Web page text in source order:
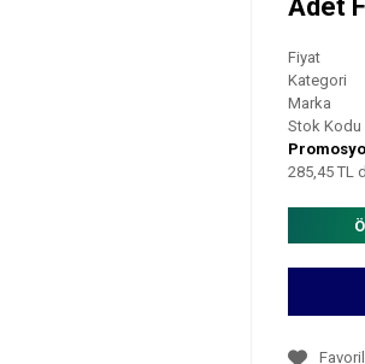
Adet
Fiyat
Kategori
Marka
Stok Kodu
285,45 TL